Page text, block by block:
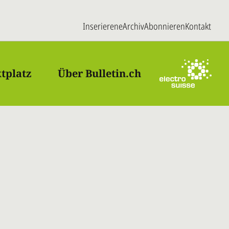
InseriereneArchivAbonnierenKontakt
Über Bulletin.ch